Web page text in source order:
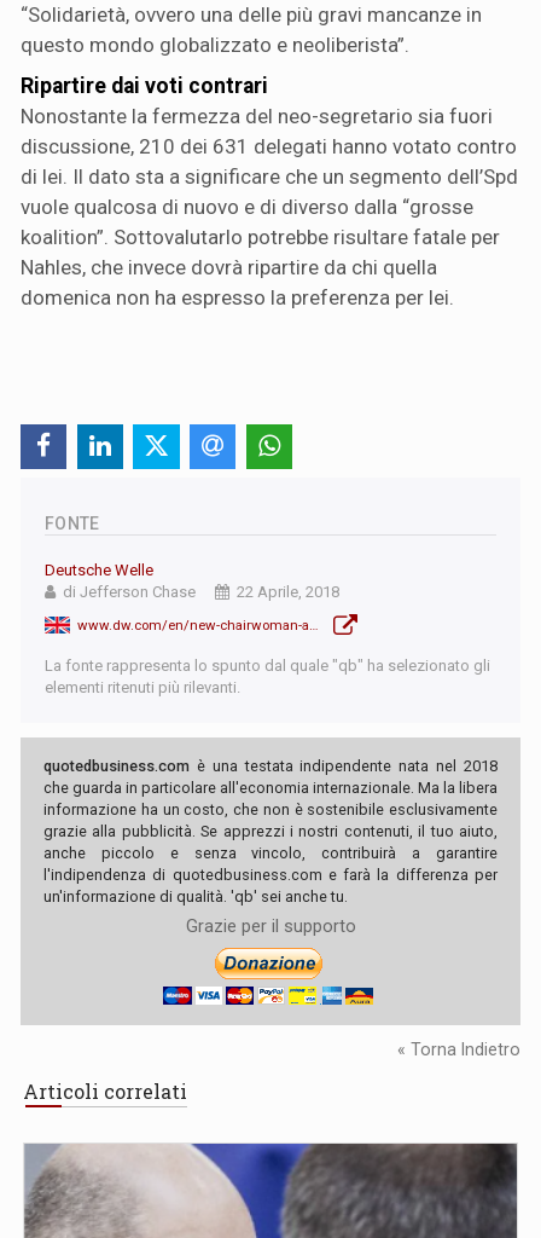
“Solidarietà, ovvero una delle più gravi mancanze in
questo mondo globalizzato e neoliberista”.
Ripartire dai voti contrari
Nonostante la fermezza del neo-segretario sia fuori
discussione, 210 dei 631 delegati hanno votato contro
di lei. Il dato sta a significare che un segmento dell’Spd
vuole qualcosa di nuovo e di diverso dalla “grosse
koalition”. Sottovalutarlo potrebbe risultare fatale per
Nahles, che invece dovrà ripartire da chi quella
domenica non ha espresso la preferenza per lei.
FONTE
Deutsche Welle
di Jefferson Chase
22 Aprile, 2018
La fonte rappresenta lo spunto dal quale "qb" ha selezionato gli
elementi ritenuti più rilevanti.
quotedbusiness.com è una testata indipendente nata nel 2018
che guarda in particolare all'economia internazionale. Ma la libera
informazione ha un costo, che non è sostenibile esclusivamente
grazie alla pubblicità. Se apprezzi i nostri contenuti, il tuo aiuto,
anche piccolo e senza vincolo, contribuirà a garantire
l'indipendenza di quotedbusiness.com e farà la differenza per
un'informazione di qualità. 'qb' sei anche tu.
Grazie per il supporto
« Torna Indietro
Articoli correlati